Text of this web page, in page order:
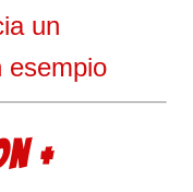
un
esempio
+